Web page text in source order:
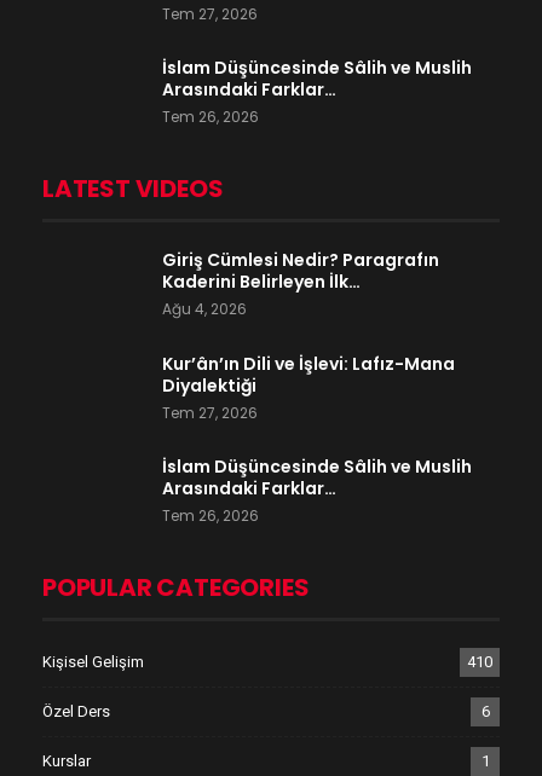
Tem 27, 2026
İslam Düşüncesinde Sâlih ve Muslih
Arasındaki Farklar…
Tem 26, 2026
LATEST VIDEOS
Giriş Cümlesi Nedir? Paragrafın
Kaderini Belirleyen İlk…
Ağu 4, 2026
Kur’ân’ın Dili ve İşlevi: Lafız-Mana
Diyalektiği
Tem 27, 2026
İslam Düşüncesinde Sâlih ve Muslih
Arasındaki Farklar…
Tem 26, 2026
POPULAR CATEGORIES
Kişisel Gelişim 410
Özel Ders 6
Kurslar 1